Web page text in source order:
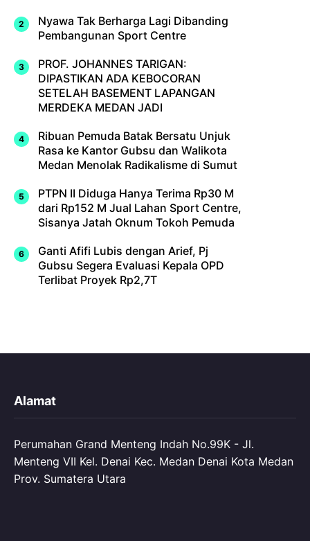
Nyawa Tak Berharga Lagi Dibanding
Pembangunan Sport Centre
PROF. JOHANNES TARIGAN:
DIPASTIKAN ADA KEBOCORAN
SETELAH BASEMENT LAPANGAN
MERDEKA MEDAN JADI
Ribuan Pemuda Batak Bersatu Unjuk
Rasa ke Kantor Gubsu dan Walikota
Medan Menolak Radikalisme di Sumut
PTPN II Diduga Hanya Terima Rp30 M
dari Rp152 M Jual Lahan Sport Centre,
Sisanya Jatah Oknum Tokoh Pemuda
Ganti Afifi Lubis dengan Arief, Pj
Gubsu Segera Evaluasi Kepala OPD
Terlibat Proyek Rp2,7T
Alamat
Perumahan Grand Menteng Indah No.99K - Jl.
Menteng VII Kel. Denai Kec. Medan Denai Kota Medan
Prov. Sumatera Utara